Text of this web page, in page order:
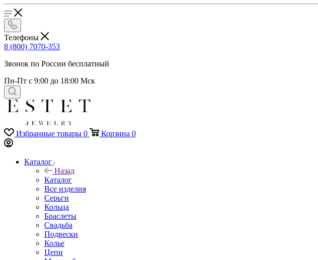
Телефоны
8 (800) 7070-353
Звонок по России бесплатный
Пн-Пт с 9:00 до 18:00 Мск
Избранные товары 0 Корзина 0
Каталог
Назад
Каталог
Все изделия
Серьги
Кольца
Браслеты
Свадьба
Подвески
Колье
Цепи